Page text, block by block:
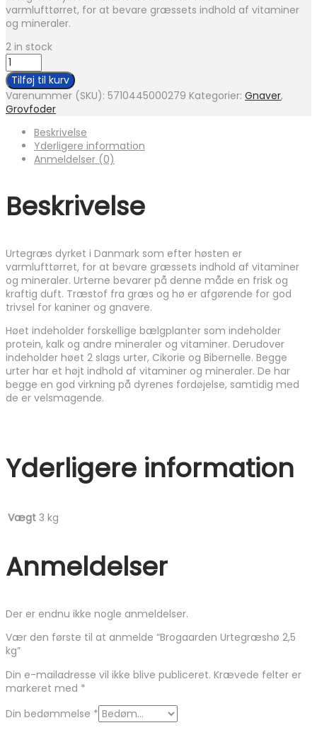
varmlufttørret, for at bevare græssets indhold af vitaminer
og mineraler.
2 in stock
Brogaarden
Urtegræshø
2,5
kg
antal
Tilføj til kurv
Varenummer (SKU): 5710445000279 Kategorier: Gnaver,
Grovfoder
Beskrivelse
Yderligere information
Anmeldelser (0)
Beskrivelse
Urtegræs dyrket i Danmark som efter høsten er
varmlufttørret, for at bevare græssets indhold af vitaminer
og mineraler. Urterne bevarer på denne måde en frisk og
kraftig duft. Træstof fra græs og hø er afgørende for god
trivsel for kaniner og gnavere.
Høet indeholder forskellige bælgplanter som indeholder
protein, kalk og andre mineraler og vitaminer. Derudover
indeholder høet 2 slags urter, Cikorie og Bibernelle. Begge
urter har et højt indhold af vitaminer og mineraler. De har
begge en god virkning på dyrenes fordøjelse, samtidig med
de er velsmagende.
Yderligere information
Vægt 3 kg
Anmeldelser
Der er endnu ikke nogle anmeldelser.
Vær den første til at anmelde “Brogaarden Urtegræshø 2,5
kg”
Din e-mailadresse vil ikke blive publiceret. Krævede felter er
markeret med *
Din bedømmelse *